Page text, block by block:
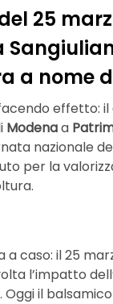
25
a nome
effetto: il
Modenaa
nazionale
per la
caso: il 25
l’impatto
il